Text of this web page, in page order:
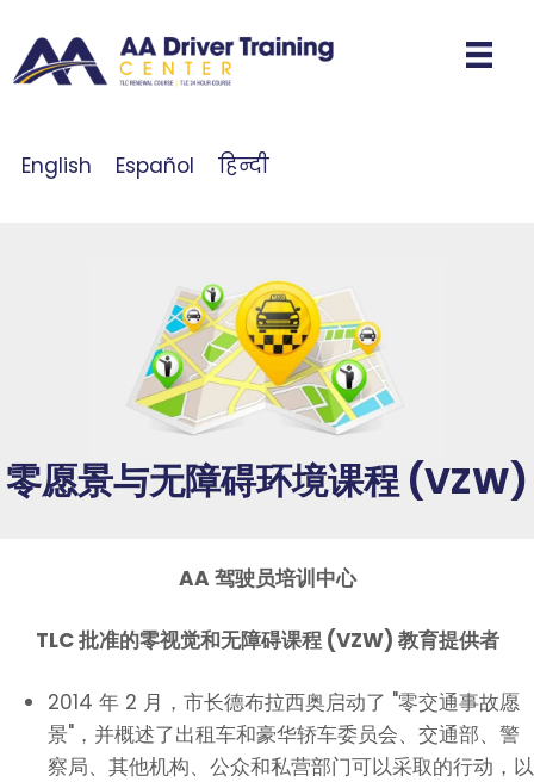
English Español हिन्दी
零愿景与无障碍环境课程 (VZW)
AA 驾驶员培训中心
TLC 批准的零视觉和无障碍课程 (VZW) 教育提供者
2014 年 2 月，市长德布拉西奥启动了 "零交通事故愿
景"，并概述了出租车和豪华轿车委员会、交通部、警
察局、其他机构、公众和私营部门可以采取的行动，以